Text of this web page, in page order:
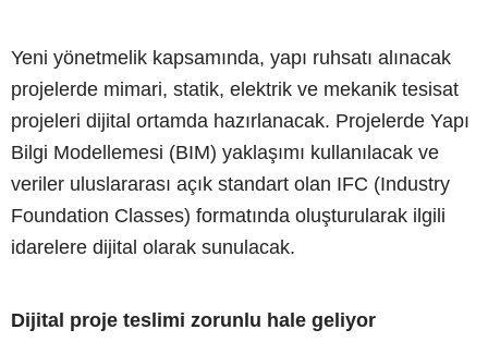
Yeni yönetmelik kapsamında, yapı ruhsatı alınacak
projelerde mimari, statik, elektrik ve mekanik tesisat
projeleri dijital ortamda hazırlanacak. Projelerde Yapı
Bilgi Modellemesi (BIM) yaklaşımı kullanılacak ve
veriler uluslararası açık standart olan IFC (Industry
Foundation Classes) formatında oluşturularak ilgili
idarelere dijital olarak sunulacak.
Dijital proje teslimi zorunlu hale geliyor